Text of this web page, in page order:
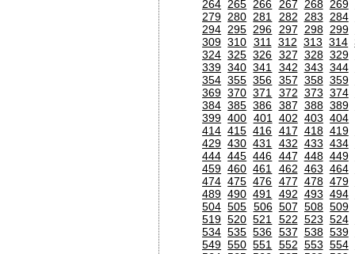
264 265 266 267 268 269
279 280 281 282 283 284
294 295 296 297 298 299
309 310 311 312 313 314
324 325 326 327 328 329
339 340 341 342 343 344
354 355 356 357 358 359
369 370 371 372 373 374
384 385 386 387 388 389
399 400 401 402 403 404
414 415 416 417 418 419
429 430 431 432 433 434
444 445 446 447 448 449
459 460 461 462 463 464
474 475 476 477 478 479
489 490 491 492 493 494
504 505 506 507 508 509
519 520 521 522 523 524
534 535 536 537 538 539
549 550 551 552 553 554